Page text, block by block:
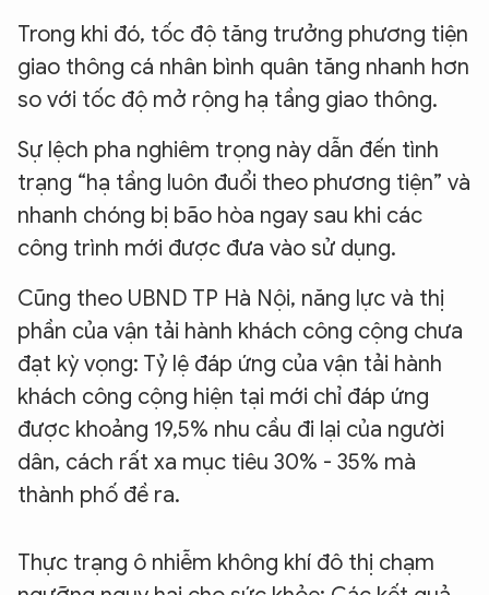
Trong khi đó, tốc độ tăng trưởng phương tiện
giao thông cá nhân bình quân tăng nhanh hơn
so với tốc độ mở rộng hạ tầng giao thông.
Sự lệch pha nghiêm trọng này dẫn đến tình
trạng “hạ tầng luôn đuổi theo phương tiện” và
nhanh chóng bị bão hòa ngay sau khi các
công trình mới được đưa vào sử dụng.
Cũng theo UBND TP Hà Nội, năng lực và thị
phần của vận tải hành khách công cộng chưa
đạt kỳ vọng: Tỷ lệ đáp ứng của vận tải hành
khách công cộng hiện tại mới chỉ đáp ứng
được khoảng 19,5% nhu cầu đi lại của người
dân, cách rất xa mục tiêu 30% - 35% mà
thành phố đề ra.
Thực trạng ô nhiễm không khí đô thị chạm